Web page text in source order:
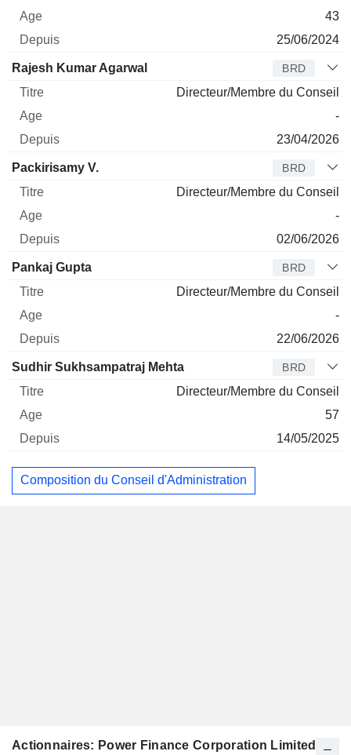
43
25/06/2024
Rajesh Kumar Agarwal BRD
Directeur/Membre du Conseil
-
23/04/2026
Packirisamy V. BRD
Directeur/Membre du Conseil
-
02/06/2026
Pankaj Gupta BRD
Directeur/Membre du Conseil
-
22/06/2026
Sudhir Sukhsampatraj Mehta BRD
Directeur/Membre du Conseil
57
14/05/2025
Composition du Conseil d'Administration
Actionnaires: Power Finance Corporation Limited